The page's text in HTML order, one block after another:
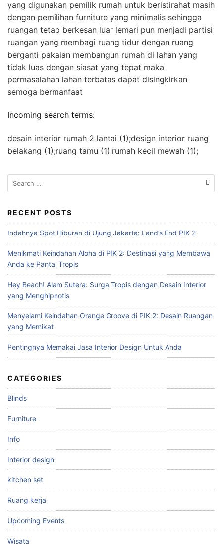
yang digunakan pemilik rumah untuk beristirahat masih
dengan pemilihan furniture yang minimalis sehingga
ruangan tetap berkesan luar lemari pun menjadi partisi
ruangan yang membagi ruang tidur dengan ruang
berganti pakaian membangun rumah di lahan yang
tidak luas dengan siasat yang tepat maka
permasalahan lahan terbatas dapat disingkirkan
semoga bermanfaat
Incoming search terms:
desain interior rumah 2 lantai (1);design interior ruang
belakang (1);ruang tamu (1);rumah kecil mewah (1);
e
r
c
h
f
o
r
RECENT POSTS
Indahnya Spot Hiburan di Ujung Jakarta: Land’s End PIK 2
Menikmati Keindahan Aloha di PIK 2: Destinasi yang Membawa
Anda ke Pantai Tropis
Hey Beach! Alam Sutera: Surga Tropis dengan Desain Interior
yang Menghipnotis
Menyelami Keindahan Orange Groove di PIK 2: Desain Ruangan
yang Memikat
Pentingnya Memakai Jasa Interior Design Untuk Anda
CATEGORIES
Blinds
Furniture
Info
Interior design
kitchen set
Ruang kerja
Upcoming Events
Wisata